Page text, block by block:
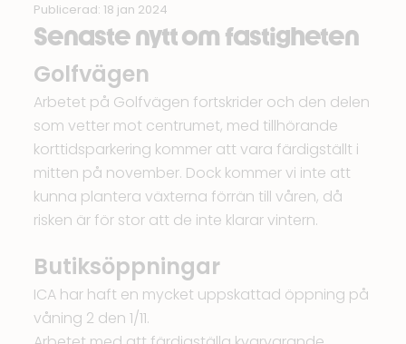
Publicerad: 18 jan 2024
Senaste nytt om fastigheten
Golfvägen
Arbetet på Golfvägen fortskrider och den delen
som vetter mot centrumet, med tillhörande
korttidsparkering kommer att vara färdigställt i
mitten på november. Dock kommer vi inte att
kunna plantera växterna förrän till våren, då
risken är för stor att de inte klarar vintern.
Butiksöppningar
ICA har haft en mycket uppskattad öppning på
våning 2 den 1/11.